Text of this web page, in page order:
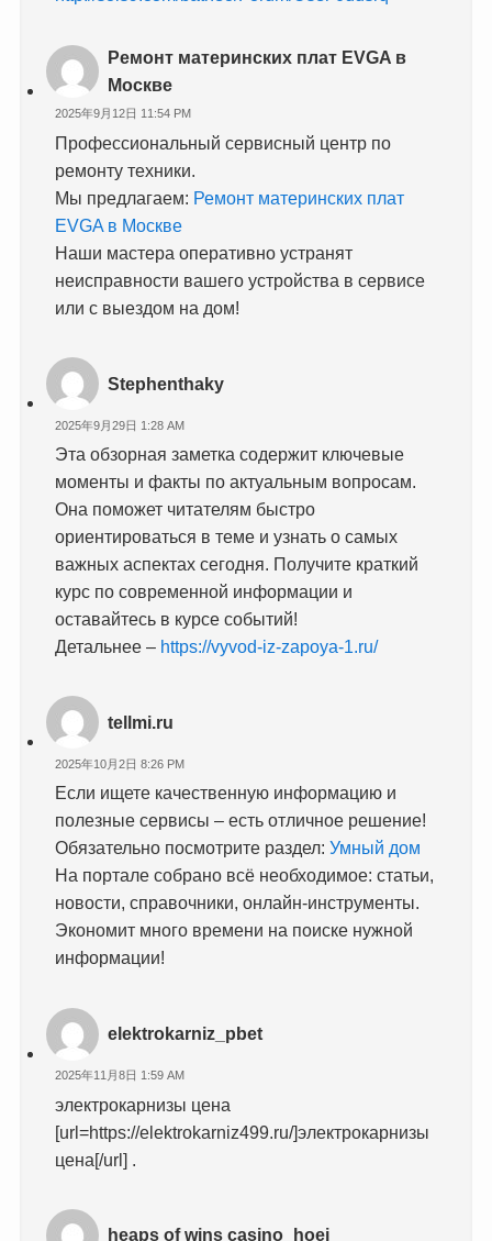
Ремонт материнских плат EVGA в
Москве
2025年9月12日 11:54 PM
Профессиональный сервисный центр по
ремонту техники.
Мы предлагаем: Ремонт материнских плат
EVGA в Москве
Наши мастера оперативно устранят
неисправности вашего устройства в сервисе
или с выездом на дом!
Stephenthaky
2025年9月29日 1:28 AM
Эта обзорная заметка содержит ключевые
моменты и факты по актуальным вопросам.
Она поможет читателям быстро
ориентироваться в теме и узнать о самых
важных аспектах сегодня. Получите краткий
курс по современной информации и
оставайтесь в курсе событий!
Детальнее – https://vyvod-iz-zapoya-1.ru/
tellmi.ru
2025年10月2日 8:26 PM
Если ищете качественную информацию и
полезные сервисы – есть отличное решение!
Обязательно посмотрите раздел:Умный дом
На портале собрано всё необходимое: статьи,
новости, справочники, онлайн-инструменты.
Экономит много времени на поиске нужной
информации!
elektrokarniz_pbet
2025年11月8日 1:59 AM
электрокарнизы цена
[url=https://elektrokarniz499.ru/]электрокарнизы
цена[/url] .
heaps of wins casino_hoei